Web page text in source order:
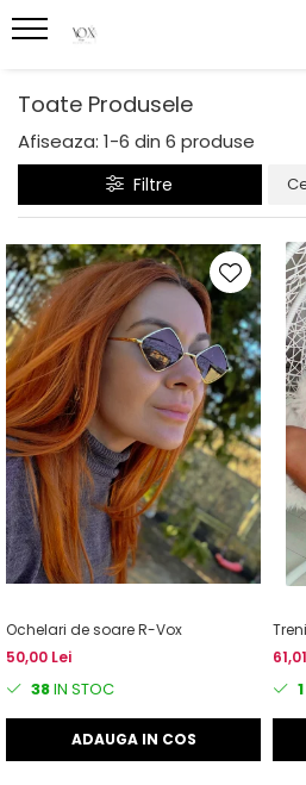
Toate Produsele
Afiseaza: 1-6 din 6 produse
Filtre
Ochelari de soare R-Vox
50,00 Lei
38IN STOC
ADAUGA IN COS
1